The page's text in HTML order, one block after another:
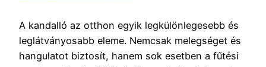
A kandalló az otthon egyik legkülönlegesebb és
leglátványosabb eleme. Nemcsak melegséget és
hangulatot biztosít, hanem sok esetben a fűtési